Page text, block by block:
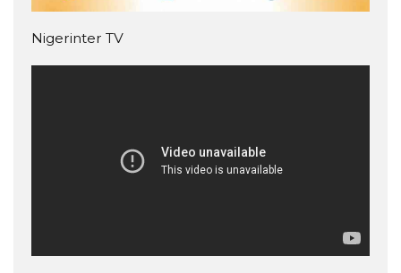
Nigerinter TV